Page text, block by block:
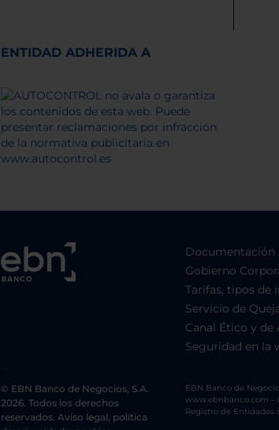
ENTIDAD ADHERIDA A
Documentación
Gobierno
Tarifas, tipos de
Servicio de
Canal Ético y de
Seguridad en la
© EBN Banco de Negocios, S.A.
2026. Todos los derechos
reservados. Aviso legal, política
EBN Banco de
www.ebnbanco.com –
Registro de Entidades